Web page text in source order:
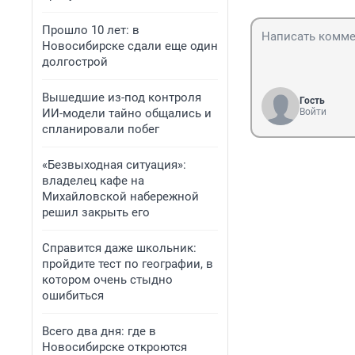
Прошло 10 лет: в
Новосибирске сдали еще один
долгострой
Вышедшие из-под контроля
ИИ-модели тайно общались и
спланировали побег
«Безвыходная ситуация»:
владелец кафе на
Михайловской набережной
решил закрыть его
Справится даже школьник:
пройдите тест по географии, в
котором очень стыдно
ошибиться
Всего два дня: где в
Новосибирске откроются
Гость
Войти